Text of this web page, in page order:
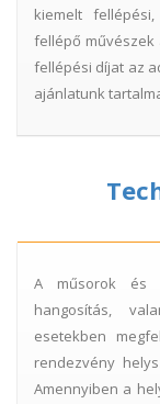
kiemelt
fellépő művészek
fellépési díjat az
ajánlatunk
A műsorok és
hangosítás,
esetekben
rendezvény
Amennyiben a